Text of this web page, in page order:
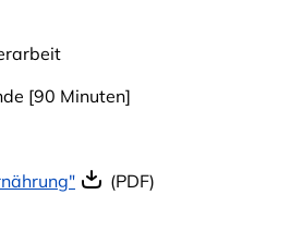
[90 Minuten]
(PDF)